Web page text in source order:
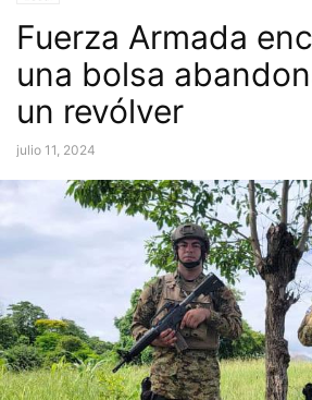
Fuerza Armada
una bolsa
un revólver
julio 11, 2024